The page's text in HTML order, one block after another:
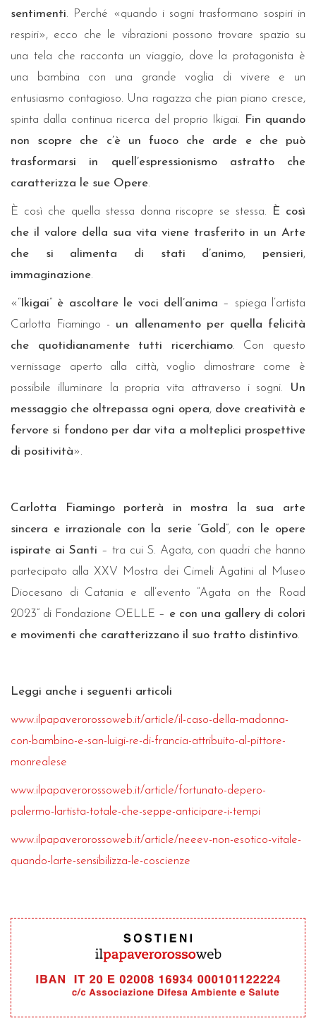
sentimenti. Perché «quando i sogni trasformano sospiri in
respiri», ecco che le vibrazioni possono trovare spazio su
una tela che racconta un viaggio, dove la protagonista è
una bambina con una grande voglia di vivere e un
entusiasmo contagioso. Una ragazza che pian piano cresce,
spinta dalla continua ricerca del proprio Ikigai.
Fin quando
non scopre che c’è un fuoco che arde e che può
trasformarsi in quell’espressionismo astratto che
caratterizza le sue Opere.
È così che quella stessa donna riscopre se stessa.
È così
che il valore della sua vita viene trasferito in un Arte
che si alimenta di stati d’animo, pensieri,
immaginazione.
«“ Ikigai” è ascoltare le voci dell’anima – spiega l’artista
Carlotta Fiamingo - un allenamento per quella felicità
che quotidianamente tutti ricerchiamo. Con questo
vernissage aperto alla città, voglio dimostrare come è
possibile illuminare la propria vita attraverso i sogni.
Un
messaggio che oltrepassa ogni opera, dove creatività e
fervore si fondono per dar vita a molteplici prospettive
di positività».
Carlotta Fiamingo porterà in mostra la sua arte
sincera e irrazionale con la serie“Gold”, con le opere
ispirate ai Santi – tra cui S. Agata, con quadri che hanno
partecipato alla XXV Mostra dei Cimeli Agatini al Museo
Diocesano di Catania e all’evento “Agata on the Road
2023” di Fondazione OELLE – e con una gallery di colori
e movimenti che caratterizzano il suo tratto distintivo.
Leggi anche i seguenti articoli
www.ilpapaverorossoweb.it/article/il-caso-della-madonna-
con-bambino-e-san-luigi-re-di-francia-attribuito-al-pittore-
monrealese
www.ilpapaverorossoweb.it/article/fortunato-depero-
palermo-lartista-totale-che-seppe-anticipare-i-tempi
www.ilpapaverorossoweb.it/article/neeev-non-esotico-vitale-
quando-larte-sensibilizza-le-coscienze